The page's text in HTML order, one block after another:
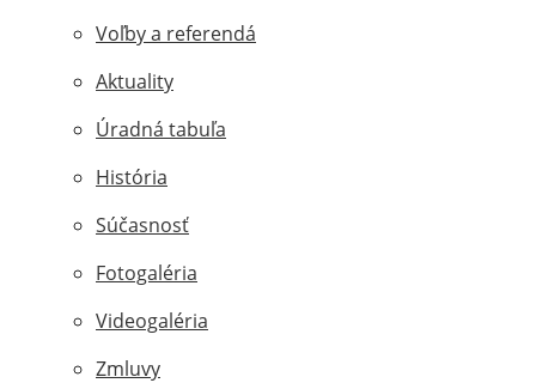
Voľby a referendá
Aktuality
Úradná tabuľa
História
Súčasnosť
Fotogaléria
Videogaléria
Zmluvy